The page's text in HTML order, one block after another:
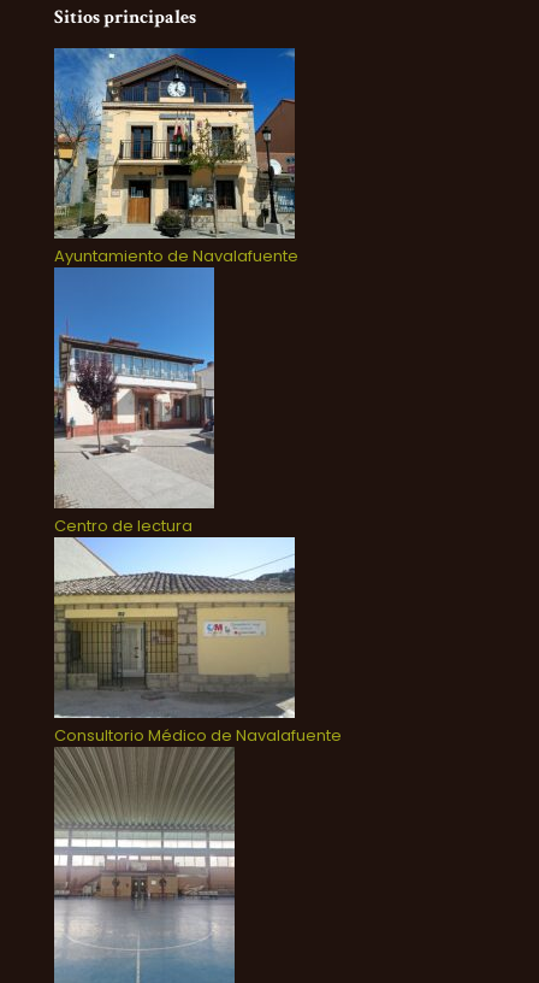
Sitios principales
Ayuntamiento de Navalafuente
Centro de lectura
Consultorio Médico de Navalafuente